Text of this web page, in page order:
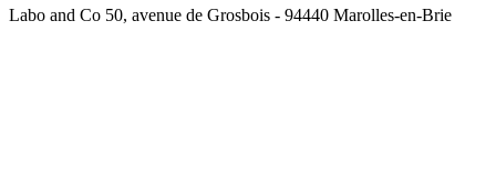
Labo and Co 50, avenue de Grosbois - 94440 Marolles-en-Brie